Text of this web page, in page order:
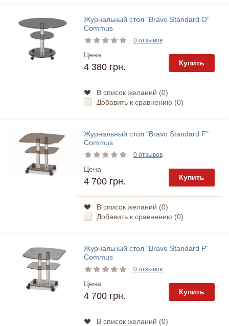
Журнальный стол "Bravo Standard O"
Commus
0 отзывов
Цена
4 380 грн. Купить
В список желаний (0)
Добавить к сравнению (0)
Журнальный стол "Bravo Standard F"
Commus
0 отзывов
Цена
4 700 грн. Купить
В список желаний (0)
Добавить к сравнению (0)
Журнальный стол "Bravo Standard P"
Commus
0 отзывов
Цена
4 700 грн. Купить
В список желаний (0)